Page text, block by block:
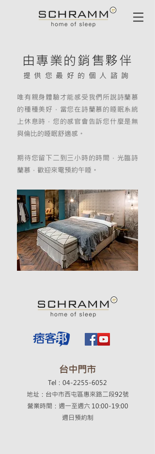
提供您最好的個人諮詢
由專業的銷售夥伴
唯有親身體驗才能感受我們所說詩蘭慕
的種種美好，當您在詩蘭慕的睡眠系統
上休息時，您的感官會告訴您什麼是無
與倫比的睡眠舒適感。
期待您留下二到三小時的時間，光臨詩
蘭慕，歡迎來電預約午睡。
​台中門市
Tel：04-2255-6052
地址：台中市西屯區惠來路二段92號
營業時間：週一至週六 10:00-19:00
​週日預約制